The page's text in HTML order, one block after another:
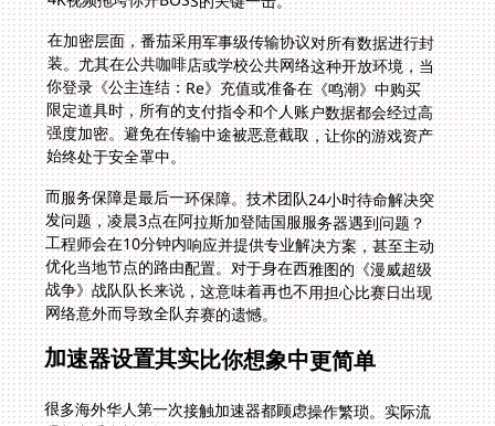
在加密层面，番茄采用军事级传输协议对所有数据进行封
装。尤其在公共咖啡店或学校公共网络这种开放环境，当
你登录《公主连结：Re》充值或准备在《鸣潮》中购买
限定道具时，所有的支付指令和个人账户数据都会经过高
强度加密。避免在传输中途被恶意截取，让你的游戏资产
始终处于安全罩中。
而服务保障是最后一环保障。技术团队24小时待命解决突
发问题，凌晨3点在阿拉斯加登陆国服服务器遇到问题？
工程师会在10分钟内响应并提供专业解决方案，甚至主动
优化当地节点的路由配置。对于身在西雅图的《漫威超级
战争》战队队长来说，这意味着再也不用担心比赛日出现
网络意外而导致全队弃赛的遗憾。
加速器设置其实比你想象中更简单
很多海外华人第一次接触加速器都顾虑操作繁琐。实际流
程却出乎意料的轻量：注册账号后下载客户端，无论是安
卓手机、iPhone、Windows笔记本还是MacBook都支持
一键安装。选择目标游戏分区——比如此刻需要加速国服
《鸣潮》或国服《公主连结：Re》，系统自动推荐此时
最优的路径节点。点击加速按钮，只需三秒即可完成专线
部署。当你在波士顿连上番茄加速后打开《漫威超级战
争》，进入游戏时的Ping值检测会从红色240ms变成绿
色90ms，那种顺畅的感觉会让你瞬间理解什么叫“专业的